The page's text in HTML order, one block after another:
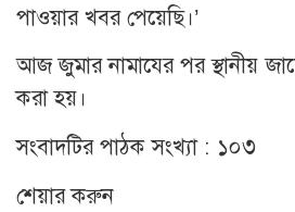
পাওয়ার খবর পেয়েছি।’
আজ জুমার নামাযের পর স্থানীয়
করা হয়।
সংবাদটির পাঠক সংখ্যা : ১০৩
শেয়ার করুন